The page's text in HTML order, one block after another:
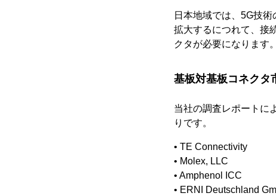
日本地域では、5G技
拡大するにつれて、接
クタが必要になります
基板対基板コネクタ
当社の調査レポートに
りです。
• TE Connectivity
• Molex, LLC
• Amphenol ICC
• ERNI Deutschland